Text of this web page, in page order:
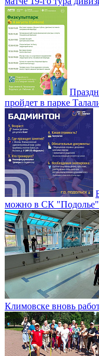
пройдет в парке
можно в СК "Подолье"
Климовске вновь